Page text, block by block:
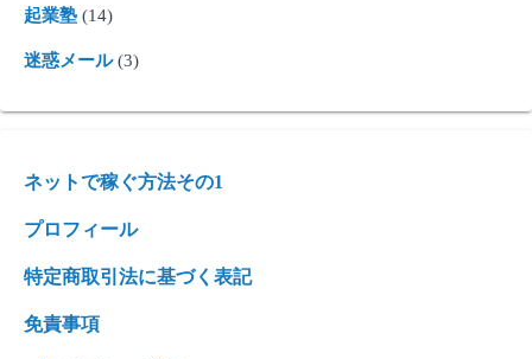
起業塾 (14)
迷惑メール(3)
ネットで稼ぐ方法その1
プロフィール
特定商取引法に基づく表記
免責事項